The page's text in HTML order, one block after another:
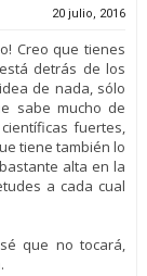
20 julio, 2016
Creo que tienes
detrás de los
de nada, sólo
sabe mucho de
fuertes,
tiene también lo
alta en la
a cada cual
que no tocará,